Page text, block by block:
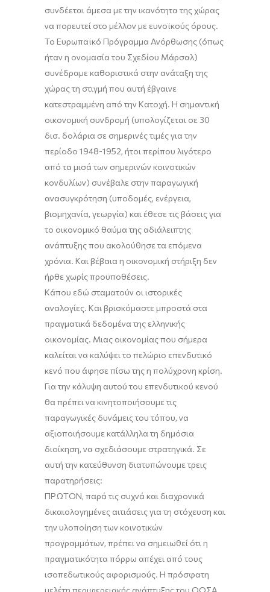
συνδέεται άμεσα με την ικανότητα της χώρας
να πορευτεί στο μέλλον με ευνοϊκούς όρους.
Το Ευρωπαϊκό Πρόγραμμα Ανόρθωσης (όπως
ήταν η ονομασία του Σχεδίου Μάρσαλ)
συνέδραμε καθοριστικά στην ανάταξη της
χώρας τη στιγμή που αυτή έβγαινε
κατεστραμμένη από την Κατοχή. Η σημαντική
οικονομική συνδρομή (υπολογίζεται σε 30
δισ. δολάρια σε σημερινές τιμές για την
περίοδο 1948-1952, ήτοι περίπου λιγότερο
από τα μισά των σημερινών κοινοτικών
κονδυλίων) συνέβαλε στην παραγωγική
ανασυγκρότηση (υποδομές, ενέργεια,
βιομηχανία, γεωργία) και έθεσε τις βάσεις για
το οικονομικό θαύμα της αδιάλειπτης
ανάπτυξης που ακολούθησε τα επόμενα
χρόνια. Και βέβαια η οικονομική στήριξη δεν
ήρθε χωρίς προϋποθέσεις.
Κάπου εδώ σταματούν οι ιστορικές
αναλογίες. Και βρισκόμαστε μπροστά στα
πραγματικά δεδομένα της ελληνικής
οικονομίας. Μιας οικονομίας που σήμερα
καλείται να καλύψει το πελώριο επενδυτικό
κενό που άφησε πίσω της η πολύχρονη κρίση.
Για την κάλυψη αυτού του επενδυτικού κενού
θα πρέπει να κινητοποιήσουμε τις
παραγωγικές δυνάμεις του τόπου, να
αξιοποιήσουμε κατάλληλα τη δημόσια
διοίκηση, να σχεδιάσουμε στρατηγικά. Σε
αυτή την κατεύθυνση διατυπώνουμε τρεις
παρατηρήσεις:
ΠΡΩΤΟΝ, παρά τις συχνά και διαχρονικά
δικαιολογημένες αιτιάσεις για τη στόχευση και
την υλοποίηση των κοινοτικών
προγραμμάτων, πρέπει να σημειωθεί ότι η
πραγματικότητα πόρρω απέχει από τους
ισοπεδωτικούς αφορισμούς. Η πρόσφατη
μελέτη περιφερειακής ανάπτυξης του ΟΟΣΑ